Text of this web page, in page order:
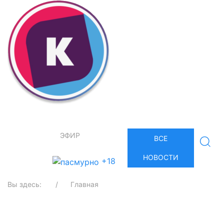
ЭФИР
+18
ВСЕ
НОВОСТИ
Вы здесь: Главная